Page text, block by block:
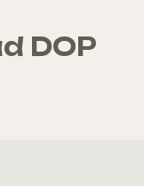
Chi
DOP